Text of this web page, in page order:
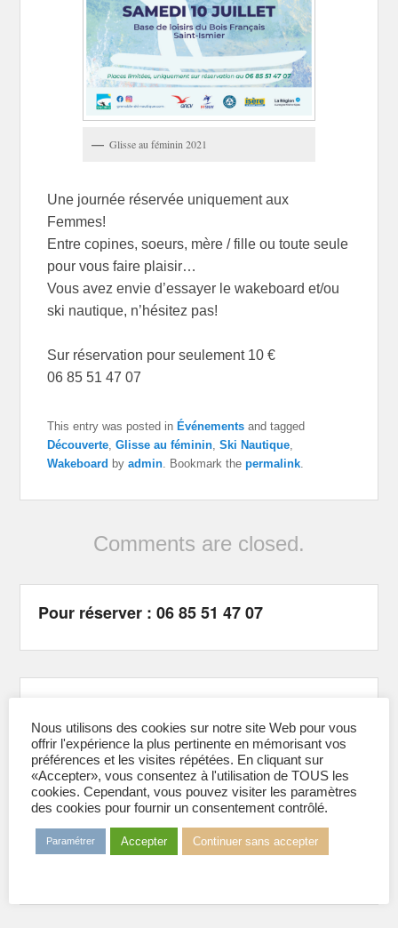
Glisse au féminin 2021
Une journée réservée uniquement aux
Femmes!
Entre copines, soeurs, mère / fille ou toute seule
pour vous faire plaisir…
Vous avez envie d’essayer le wakeboard et/ou
ski nautique, n’hésitez pas!
Sur réservation pour seulement 10 €
06 85 51 47 07
This entry was posted in Événements and tagged
Découverte ,Glisse au féminin ,Ski Nautique
Wakeboard byadmin . Bookmark thepermalink
Comments are closed.
Pour réserver : 06 85 51 47 07
Sur Facebook :@GrenobleSkiNautique
Sur Instagram :@sncbfg
Sur Tiktok :@sncbfg
Adhérer à l’association 2026
Nous utilisons des cookies sur notre site Web pour vous
offrir l'expérience la plus pertinente en mémorisant vos
préférences et les visites répétées. En cliquant sur
«Accepter», vous consentez à l'utilisation de TOUS les
cookies. Cependant, vous pouvez visiter les paramètres
des cookies pour fournir un consentement contrôlé.
Paramétrer Accepter Continuer sans accepter